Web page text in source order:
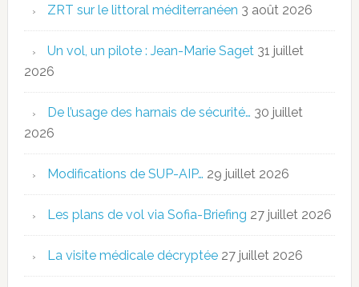
ZRT sur le littoral méditerranéen 3 août 2026
Un vol, un pilote : Jean-Marie Saget 31 juillet
2026
De l’usage des harnais de sécurité… 30 juillet
2026
Modifications de SUP-AIP… 29 juillet 2026
Les plans de vol via Sofia-Briefing 27 juillet 2026
La visite médicale décryptée 27 juillet 2026